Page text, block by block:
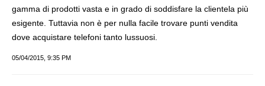
gamma di prodotti vasta e in grado di soddisfare la clientela più
esigente. Tuttavia non è per nulla facile trovare punti vendita
dove acquistare telefoni tanto lussuosi.
05/04/2015, 9:35 PM